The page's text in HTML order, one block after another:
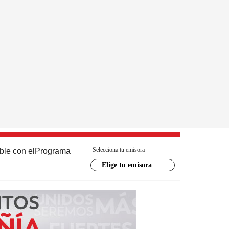
con el Programa Selecciona tu emisora
Elige tu emisora